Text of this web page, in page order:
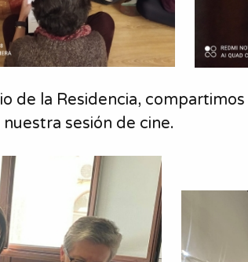
de la Residencia,
sesión de cine.